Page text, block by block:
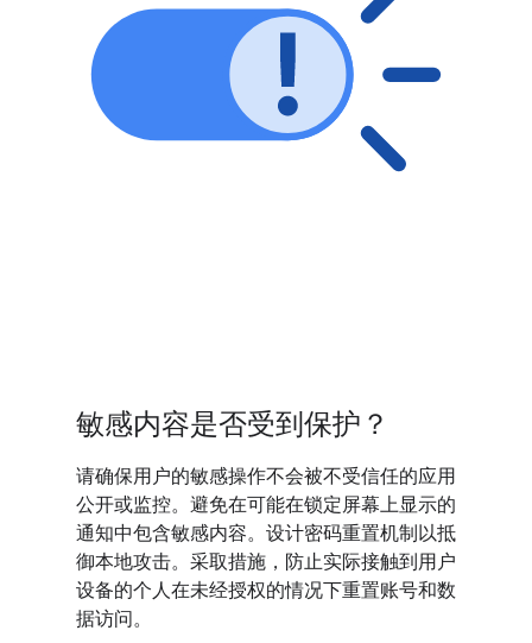
敏感内容是否受到保护？
请确保用户的敏感操作不会被不受信任的应用
公开或监控。避免在可能在锁定屏幕上显示的
通知中包含敏感内容。设计密码重置机制以抵
御本地攻击。采取措施，防止实际接触到用户
设备的个人在未经授权的情况下重置账号和数
据访问。